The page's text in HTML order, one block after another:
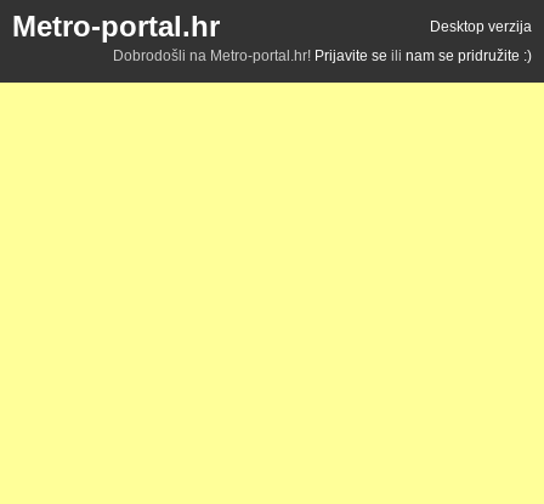
Metro-portal.hr
Desktop verzija
Dobrodošli na Metro-portal.hr! Prijavite se ili nam se pridružite :)